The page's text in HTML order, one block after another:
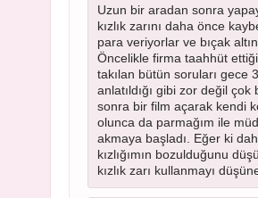
Uzun bir aradan sonra
kızlık zarını daha önce
para veriyorlar ve bıçak
Öncelikle firma taahhüt
takılan bütün soruları gece
anlatıldığı gibi zor değil
sonra bir film açarak kendi
olunca da parmağım ile
akmaya başladı. Eğer ki
kızlığımın bozulduğunu
kızlık zarı kullanmayı